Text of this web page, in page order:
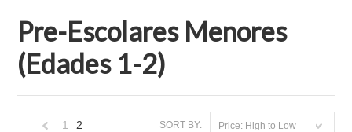
Pre-Escolares Menores
(Edades 1-2)
SORT BY: Price: High to Low
1 2